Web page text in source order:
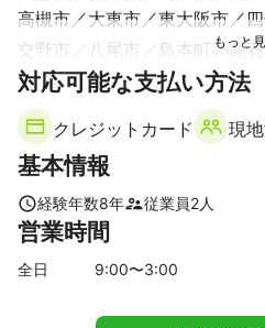
高槻市
大東市 東大阪市
交野市
八尾市 島本町 高
堺市
忠岡町 羽曳野市 柏原
富田林市
岸和田市
泉佐野市
熊取町 河内長野市
阪南市
岬町
【奈良県】
生駒市 平群町
大和郡山市
安堵町
対応可能な支払い方法
クレジットカード 現
基本情報
経験年数8年 従業員2人
営業時間
全日 9:00〜3:00